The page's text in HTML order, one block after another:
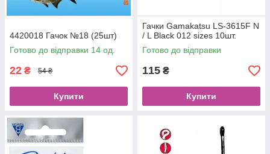
4420018 Гачок №18 (25шт)
Готово до відправки 14 од.
22 ₴ 54 ₴
Купити
Гачки Gamakatsu LS-3615F N
/ L Black 012 sizes 10шт.
Готово до відправки
115 ₴
Купити